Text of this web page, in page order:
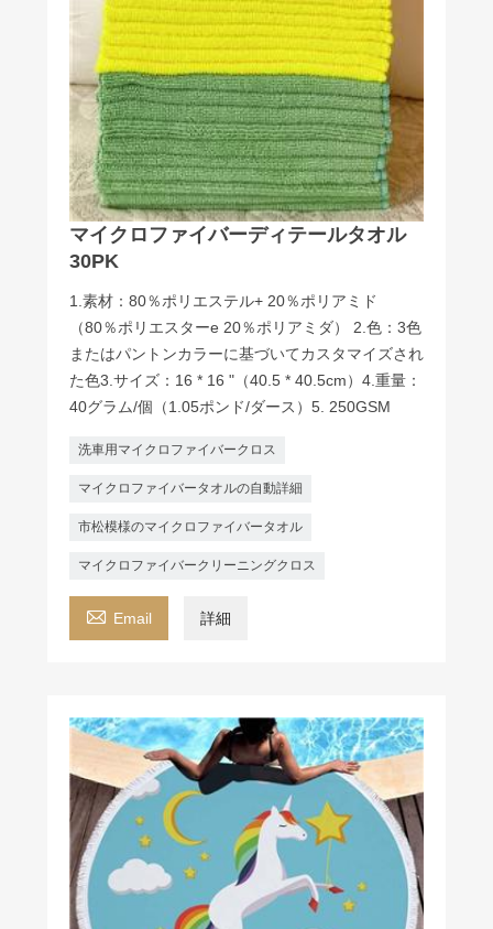
マイクロファイバーディテールタオル
30PK
1.素材：80％ポリエステル+ 20％ポリアミド
（80％ポリエスターe 20％ポリアミダ） 2.色：3色
またはパントンカラーに基づいてカスタマイズされ
た色3.サイズ：16 * 16 "（40.5 * 40.5cm）4.重量：
40グラム/個（1.05ポンド/ダース）5. 250GSM
洗車用マイクロファイバークロス
マイクロファイバータオルの自動詳細
市松模様のマイクロファイバータオル
マイクロファイバークリーニングクロス
 Email 詳細